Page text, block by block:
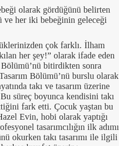
olarak gördüğünü belirten
her iki bebeğinin geleceği
çok farklı. İlham
her şey!” olarak ifade eden
bitirdikten sonra
Bölümü’nü burslu olarak
takı ve tasarım üzerine
süreç boyunca kendisini takı
fark etti. Çocuk yaştan bu
Evin, hobi olarak yaptığı
tasarımcılığın ilk adımı
okurken takı tasarımı ile ilgili